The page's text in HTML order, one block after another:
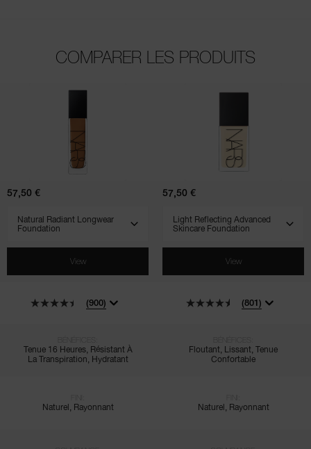
COMPARER LES PRODUITS
Natural
Radiant
Longwear
Foundation
57,50 €
View
(900)
Tenue 16 Heures, Résistant À
La Transpiration, Hydratant
Naturel, Rayonnant
Light
Reflecting
Advanced
Skincare
57,50 €
View
(801)
Floutant, Lissant, Tenue
Confortable
Naturel, Rayonnant